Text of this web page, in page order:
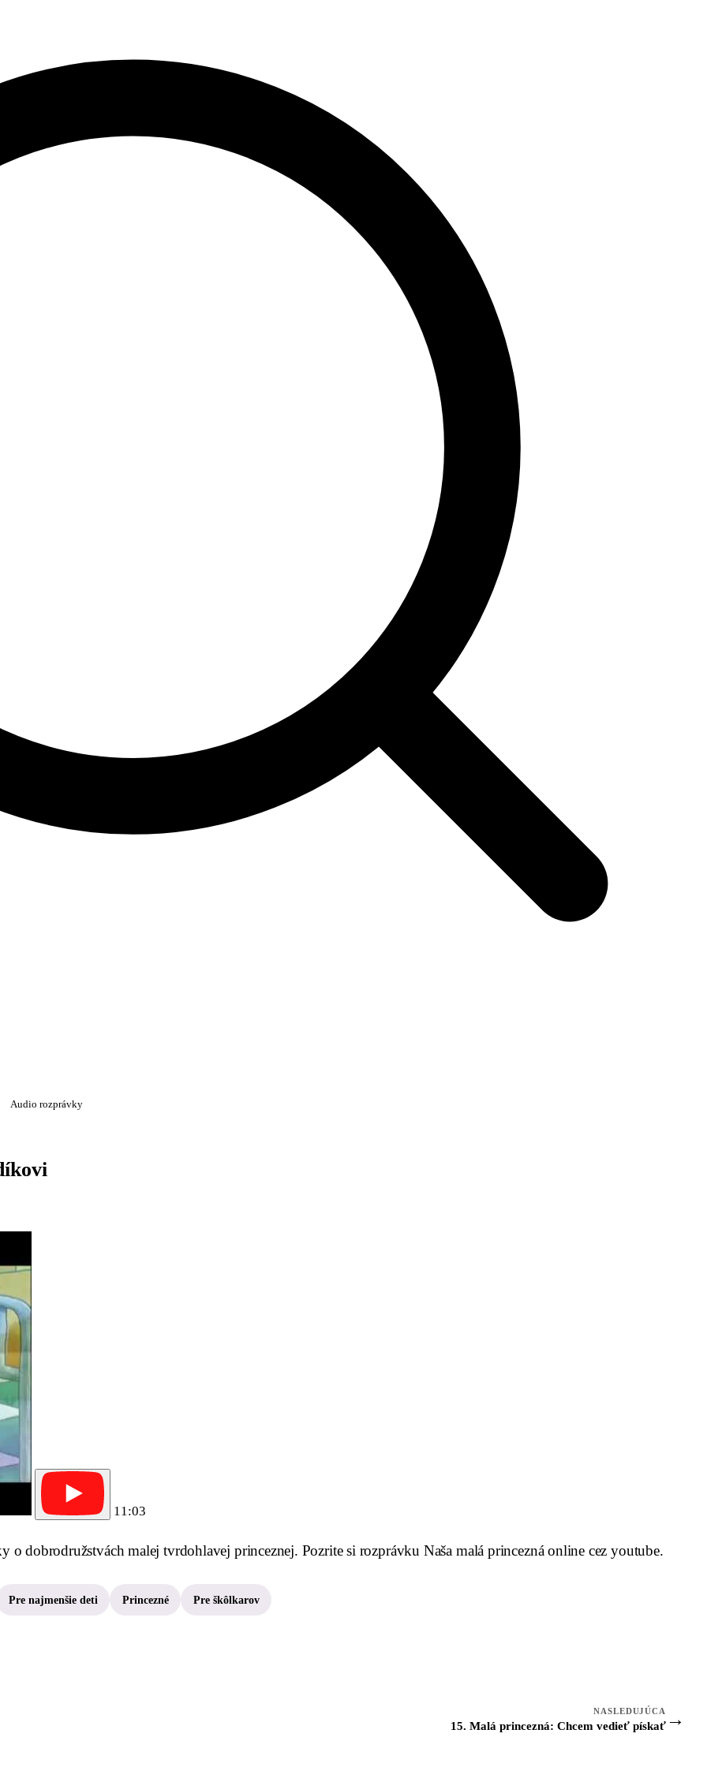
Audio rozprávky
11:03
o dobrodružstvách malej tvrdohlavej princeznej. Pozrite si rozprávku Naša malá princezná online cez youtube.
Pre najmenšie deti Princezné Pre škôlkarov
NASLEDUJÚCA
15. Malá princezná: Chcem vedieť pískať →